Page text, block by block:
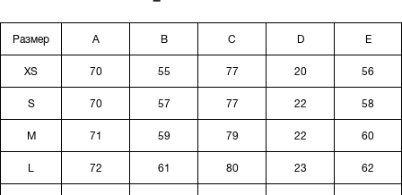
Размер A B C D E
XS 70 55 77 20 56
S 70 57 77 22 58
M 71 59 79 22 60
L 72 61 80 23 62